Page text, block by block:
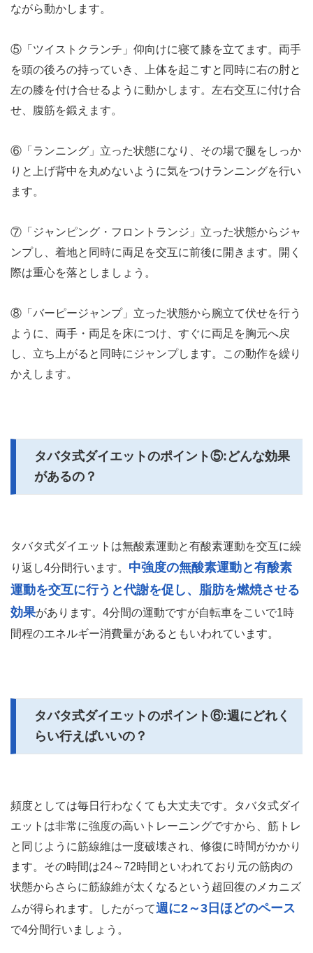
ながら動かします。
⑤「ツイストクランチ」仰向けに寝て膝を立てます。両手
を頭の後ろの持っていき、上体を起こすと同時に右の肘と
左の膝を付け合せるように動かします。左右交互に付け合
せ、腹筋を鍛えます。
⑥「ランニング」立った状態になり、その場で腿をしっか
りと上げ背中を丸めないように気をつけランニングを行い
ます。
⑦「ジャンピング・フロントランジ」立った状態からジャ
ンプし、着地と同時に両足を交互に前後に開きます。開く
際は重心を落としましょう。
⑧「バーピージャンプ」立った状態から腕立て伏せを行う
ように、両手・両足を床につけ、すぐに両足を胸元へ戻
し、立ち上がると同時にジャンプします。この動作を繰り
かえします。
タバタ式ダイエットのポイント⑤:どんな効果
があるの？
タバタ式ダイエットは無酸素運動と有酸素運動を交互に繰
り返し4分間行います。 中強度の無酸素運動と有酸素
運動を交互に行うと代謝を促し、脂肪を燃焼させる
効果があります。4分間の運動ですが自転車をこいで1時
間程のエネルギー消費量があるともいわれています。
タバタ式ダイエットのポイント⑥:週にどれく
らい行えばいいの？
頻度としては毎日行わなくても大丈夫です。タバタ式ダイ
エットは非常に強度の高いトレーニングですから、筋トレ
と同じように筋線維は一度破壊され、修復に時間がかかり
ます。その時間は24～72時間といわれており元の筋肉の
状態からさらに筋線維が太くなるという超回復のメカニズ
ムが得られます。したがって週に2～3日ほどのペース
で4分間行いましょう。